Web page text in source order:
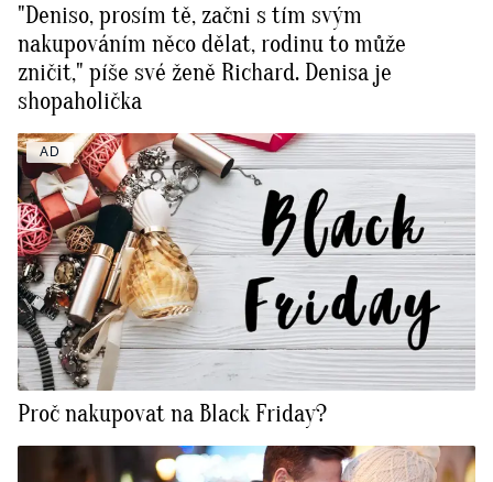
"Deniso, prosím tě, začni s tím svým
nakupováním něco dělat, rodinu to může
zničit," píše své ženě Richard. Denisa je
shopaholička
AD
Proč nakupovat na Black Friday?